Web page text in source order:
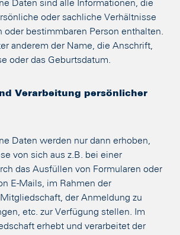
Daten sind alle Informationen, die
oder sachliche Verhältnisse
oder bestimmbaren Person enthalten.
anderem der Name, die Anschrift,
oder das Geburtsdatum.
Verarbeitung persönlicher
Daten werden nur dann erhoben,
von sich aus z.B. bei einer
das Ausfüllen von Formularen oder
E-Mails, im Rahmen der
der Anmeldung zu
etc. zur Verfügung stellen. Im
erhebt und verarbeitet der